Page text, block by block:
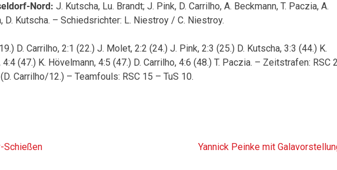
Nord: J. Kutscha, Lu. Brandt; J. Pink, D. Carrilho, A. Beckmann, T. Paczia, A.
D. Kutscha. – Schiedsrichter: L. Niestroy / C. Niestroy.
D. Carrilho, 2:1 (22.) J. Molet, 2:2 (24.) J. Pink, 2:3 (25.) D. Kutscha, 3:3 (44.) K.
4:4 (47.) K. Hövelmann, 4:5 (47.) D. Carrilho, 4:6 (48.) T. Paczia. – Zeitstrafen: RSC 2
Carrilho/12.) – Teamfouls: RSC 15 – TuS 10.
Schießen Yannick Peinke mit